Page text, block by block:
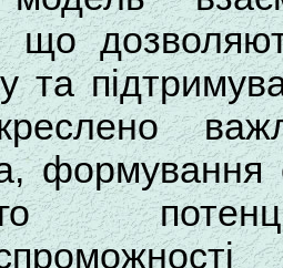
що
та
формування